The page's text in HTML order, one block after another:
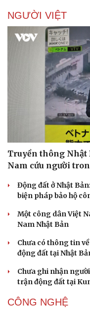
NGƯỜI VIỆT
Truyền thông Nhật
Nam cứu người
Động đất ở Nhật
biện pháp bảo hộ
Một công dân Việt
Nam Nhật Bản
Chưa có thông tin
động đất tại Nhật
Chưa ghi nhận
trận động đất tại
CÔNG NGHỆ